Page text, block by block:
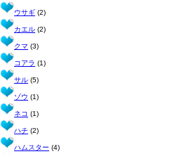
ウサギ (2)
カエル (2)
クマ (3)
コアラ (1)
サル (5)
ゾウ (1)
ネコ (1)
ハチ (2)
ハムスター (4)